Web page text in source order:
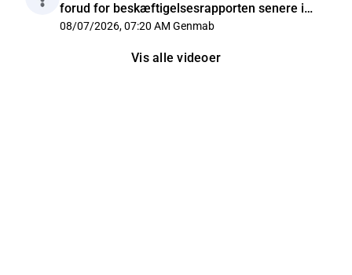
forud for beskæftigelsesrapporten senere i
dag
08/07/2026, 07:20 AM Genmab
Vis alle videoer